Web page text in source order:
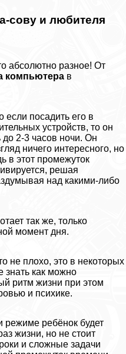
сову и любителя
абсолютно разное! От
компьютера в
если посадить его в
устройств, то он
до 2-3 часов ночи. Он
ничего интересного, но
в этот промежуток
решая
над какими-либо
так же, только
момент дня.
не плохо, это в некоторых
знать как можно
ритм жизни при этом
и психике.
режиме ребёнок будет
жизни, но не стоит
и сложные задачи